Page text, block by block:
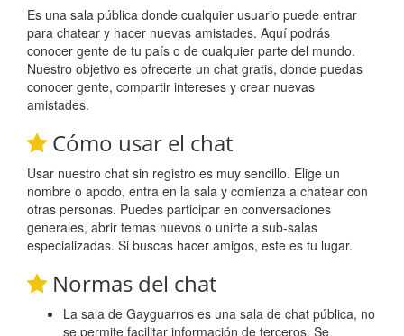
Es una sala pública donde cualquier usuario puede entrar
para chatear y hacer nuevas amistades. Aquí podrás
conocer gente de tu país o de cualquier parte del mundo.
Nuestro objetivo es ofrecerte un chat gratis, donde puedas
conocer gente, compartir intereses y crear nuevas
amistades.
Cómo usar el chat
Usar nuestro chat sin registro es muy sencillo. Elige un
nombre o apodo, entra en la sala y comienza a chatear con
otras personas. Puedes participar en conversaciones
generales, abrir temas nuevos o unirte a sub-salas
especializadas. Si buscas hacer amigos, este es tu lugar.
Normas del chat
La sala de Gayguarros es una sala de chat pública, no
se permite facilitar información de terceros. Se